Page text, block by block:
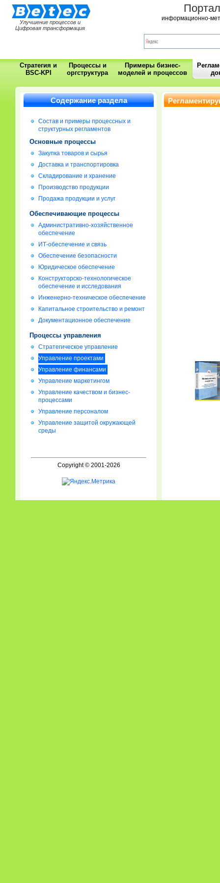
Улучшение процессов и
Цифровая трансформация
информационно-
Стратегия и
BSC-KPI
Процессы и
оргструктура
Примеры бизнес-
моделей и процессов
Содержание раздела
Состав и примеры процессных и
структурных регламентов
Основные процессы
Закупка товаров и сырья
Доставка и транспортировка
Складирование и хранение
Производство продукции
Продажа продукции и услуг
Обеспечивающие процессы
Административно-хозяйственное
обеспечение
ИТ-обеспечение и связь
Обеспечение безопасности
Юридическое обеспечение
Конструкторско-технологическое
обеспечение и исследования
Инженерно-техническое обеспечение
Капитальное строительство и ремонт
Документационное обеспечение
Процессы управления
Стратегическое управление
Управление проектами
Управление финансами
Управление маркетингом
Управление качеством и бизнес-
процессами
Управление персоналом
Управление защитой окружающей
среды
Copyright © 2001-2026